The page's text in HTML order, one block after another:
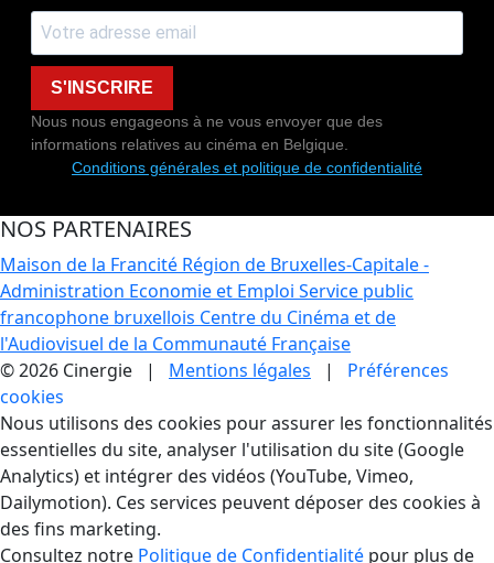
S'INSCRIRE
Nous nous engageons à ne vous envoyer que des
informations relatives au cinéma en Belgique.
Conditions générales et politique de confidentialité
NOS PARTENAIRES
Maison de la Francité Région de Bruxelles-Capitale -
Administration Economie et Emploi Service public
francophone bruxellois Centre du Cinéma et de
l'Audiovisuel de la Communauté Française
© 2026 Cinergie | Mentions légales | Préférences
cookies
Gestion des Cookies
Nous utilisons des cookies pour assurer les fonctionnalités
essentielles du site, analyser l'utilisation du site (Google
Analytics) et intégrer des vidéos (YouTube, Vimeo,
Dailymotion). Ces services peuvent déposer des cookies à
des fins marketing.
Consultez notre Politique de Confidentialité pour plus de